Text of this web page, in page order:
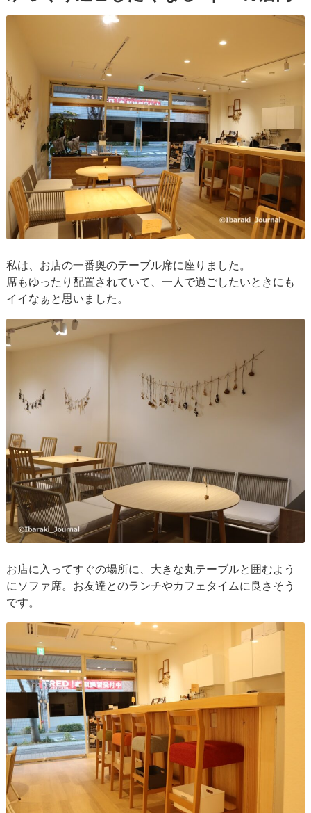
私は、お店の一番奥のテーブル席に座りました。
席もゆったり配置されていて、一人で過ごしたいときにも
イイなぁと思いました。
お店に入ってすぐの場所に、大きな丸テーブルと囲むよう
にソファ席。お友達とのランチやカフェタイムに良さそう
です。